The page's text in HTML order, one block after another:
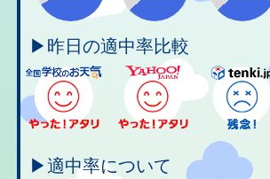
▶昨日の適中率比較
▶適中率について